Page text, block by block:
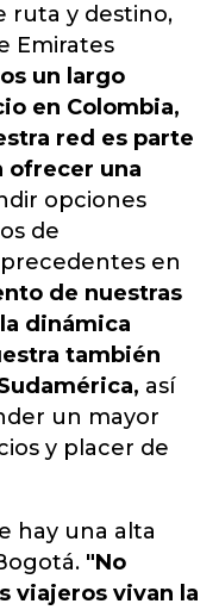
ruta y destino,
Emirates
un largo
en Colombia,
red es parte
ofrecer una
opciones
de
en
de nuestras
dinámica
también
así
un mayor
y placer de
hay una alta
"No
viajeros vivan la